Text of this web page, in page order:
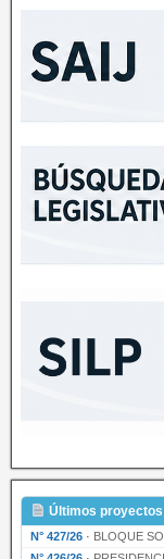
Últimos
N° 427/26 · BLOQUE SOMOS